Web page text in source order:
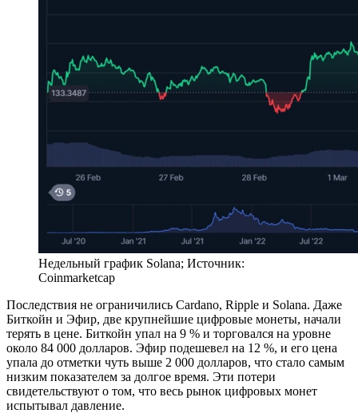
Недельный график Solana; Источник:
Coinmarketcap
Последствия не ограничились Cardano, Ripple и Solana. Даже
Биткойн и Эфир, две крупнейшие цифровые монеты, начали
терять в цене. Биткойн упал на 9 % и торговался на уровне
около 84 000 долларов. Эфир подешевел на 12 %, и его цена
упала до отметки чуть выше 2 000 долларов, что стало самым
низким показателем за долгое время. Эти потери
свидетельствуют о том, что весь рынок цифровых монет
испытывал давление.